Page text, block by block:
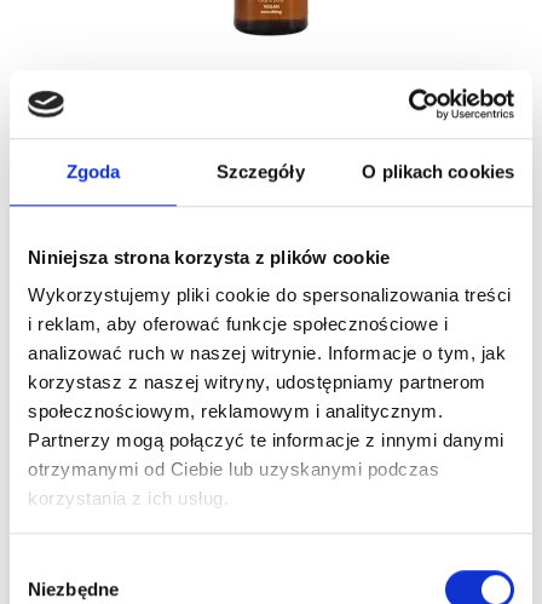
Zgoda Szczegóły O plikach cookies
Niniejsza strona korzysta z plików cookie
Wykorzystujemy pliki cookie do spersonalizowania treści
i reklam, aby oferować funkcje społecznościowe i
analizować ruch w naszej witrynie. Informacje o tym, jak
korzystasz z naszej witryny, udostępniamy partnerom
społecznościowym, reklamowym i analitycznym.
Partnerzy mogą połączyć te informacje z innymi danymi
otrzymanymi od Ciebie lub uzyskanymi podczas
korzystania z ich usług.
zgody
Niezbędne
YOKABA White Tea Oil Face & Body Vegan Smoothing
Nowy